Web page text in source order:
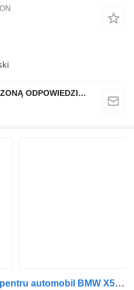
QINDITO SPÓŁKA Z OGRANICZONĄ ODPOWIEDZIALNOŚCIĄ
Aripă plastic 51717424905 pentru automobil BMW X5 G05